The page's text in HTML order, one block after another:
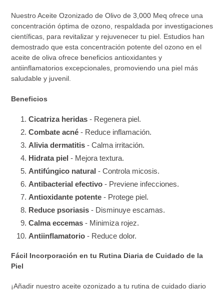
de
Nuestro Aceite Ozonizado de Olivo de 3,000 Meq ofrece una
concentración óptima de ozono, respaldada por investigaciones
científicas, para revitalizar y rejuvenecer tu piel. Estudios han
demostrado que esta concentración potente del ozono en el
aceite de oliva ofrece beneficios antioxidantes y
antiinflamatorios excepcionales, promoviendo una piel más
saludable y juvenil.
Beneficios
Cicatriza heridas - Regenera piel.
Combate acné - Reduce inflamación.
Alivia dermatitis - Calma irritación.
Hidrata piel - Mejora textura.
Antifúngico natural - Controla micosis.
Antibacterial efectivo - Previene infecciones.
Antioxidante potente - Protege piel.
Reduce psoriasis - Disminuye escamas.
Calma eccemas - Minimiza rojez.
Antiinflamatorio - Reduce dolor.
Fácil Incorporación en tu Rutina Diaria de Cuidado de la
Piel
¡Añadir nuestro aceite ozonizado a tu rutina de cuidado diario